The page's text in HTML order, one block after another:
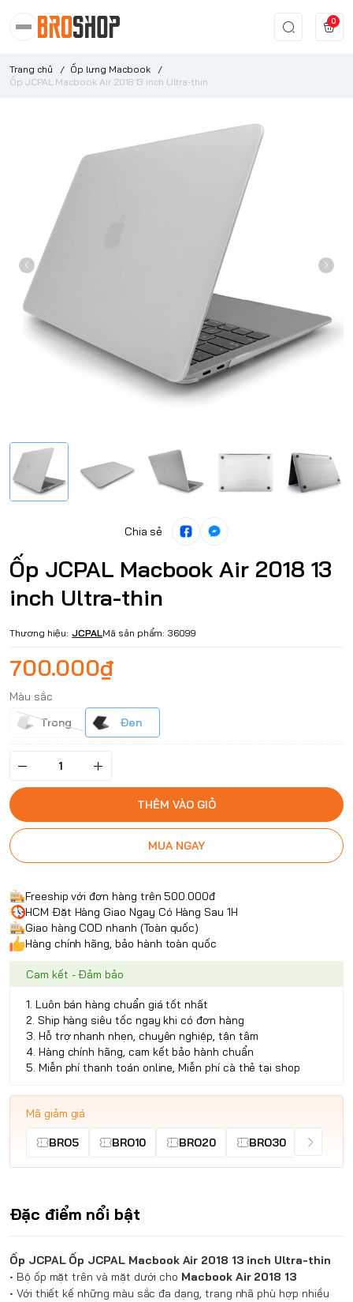
0
Trang chủ / Ốp lưng Macbook
/
Ốp JCPAL Macbook Air 2018 13 inch Ultra-thin
Chia sẻ
Ốp JCPAL Macbook Air 2018 13
inch Ultra-thin
Thương hiệu: JCPALMã sản phẩm: 36099
700.000₫
Màu sắc
Trong
Đen
THÊM VÀO GIỎ
MUA NGAY
Freeship với đơn hàng trên 500.000đ
HCM Đặt Hàng Giao Ngay Có Hàng Sau 1H
Giao hàng COD nhanh (Toàn quốc)
Hàng chính hãng, bảo hành toàn quốc
Cam kết - Đảm bảo
1. Luôn bán hàng chuẩn giá tốt nhất
2. Ship hàng siêu tốc ngay khi có đơn hàng
3. Hỗ trợ nhanh nhẹn, chuyên nghiệp, tận tâm
4. Hàng chính hãng, cam kết bảo hành chuẩn
5. Miễn phí thanh toán online, Miễn phí cà thẻ tại shop
Mã giảm giá
BRO5 BRO10 BRO20 BRO30
Đặc điểm nổi bật
Ốp JCPAL Ốp JCPAL Macbook Air 2018 13 inch Ultra-thin
• Bộ ốp mặt trên và mặt dưới cho Macbook Air 2018 13
• Với thiết kế những màu sắc đa dạng, trang nhã phù hợp nhiều